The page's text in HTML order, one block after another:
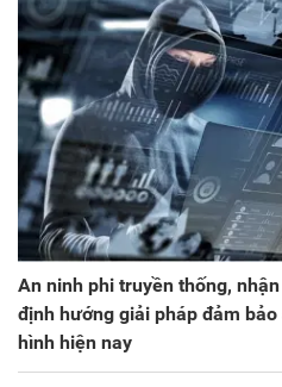
An ninh phi truyền thống,
định hướng giải pháp đảm
hình hiện nay